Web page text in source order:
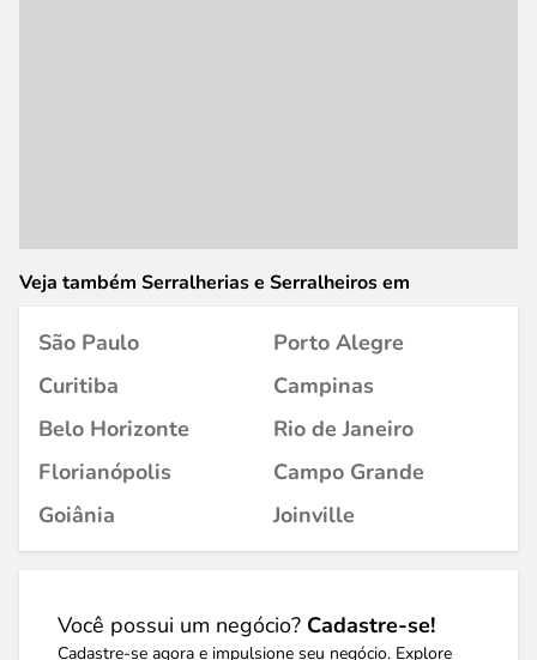
Veja também Serralherias e Serralheiros em
São Paulo
Porto Alegre
Curitiba
Campinas
Belo Horizonte
Rio de Janeiro
Florianópolis
Campo Grande
Goiânia
Joinville
Você possui um negócio? Cadastre-se!
Cadastre-se agora e impulsione seu negócio. Explore